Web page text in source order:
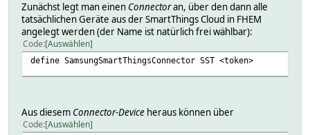
Zunächst legt man einen Connectoran, über den dann alle
tatsächlichen Geräte aus der SmartThings Cloud in FHEM
angelegt werden (der Name ist natürlich frei wählbar):
Code Auswählen
define SamsungSmartThingsConnector SST <token>
Aus diesem Connector-Device heraus können über
Code Auswählen